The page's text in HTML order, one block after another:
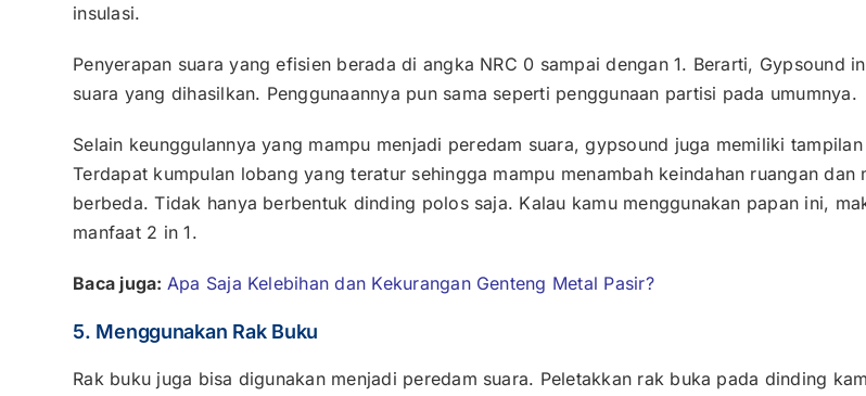
insulasi.
Penyerapan suara yang efisien berada di angka NRC 0 sampai dengan 1. Berarti, Gypsound
suara yang dihasilkan. Penggunaannya pun sama seperti penggunaan partisi pada umumnya.
Selain keunggulannya yang mampu menjadi peredam suara, gypsound juga memiliki
Terdapat kumpulan lobang yang teratur sehingga mampu menambah keindahan ruangan dan
berbeda. Tidak hanya berbentuk dinding polos saja. Kalau kamu menggunakan papan ini,
manfaat 2 in 1.
Baca juga: Apa Saja Kelebihan dan Kekurangan Genteng Metal Pasir?
5. Menggunakan Rak Buku
Rak buku juga bisa digunakan menjadi peredam suara. Peletakkan rak buka pada dinding